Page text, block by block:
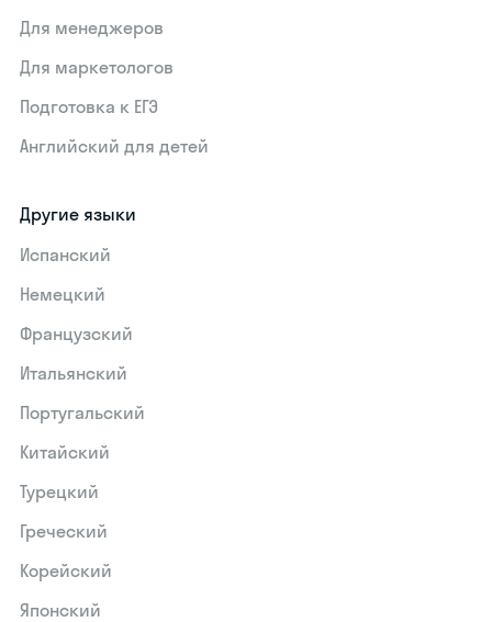
Для менеджеров
Для маркетологов
Подготовка к ЕГЭ
Английский для детей
Другие языки
Испанский
Немецкий
Французский
Итальянский
Португальский
Китайский
Турецкий
Греческий
Корейский
Японский